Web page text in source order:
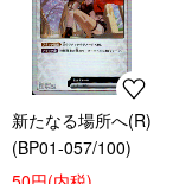
新たなる場所へ(R)
(BP01-057/100)